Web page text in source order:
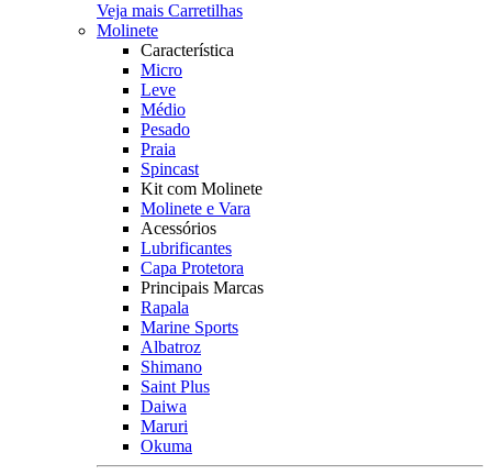
Veja mais Carretilhas
Molinete
Característica
Micro
Leve
Médio
Pesado
Praia
Spincast
Kit com Molinete
Molinete e Vara
Acessórios
Lubrificantes
Capa Protetora
Principais Marcas
Rapala
Marine Sports
Albatroz
Shimano
Saint Plus
Daiwa
Maruri
Okuma